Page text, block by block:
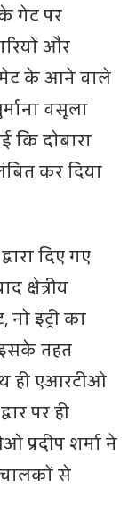
गेट पर
और
के आने वाले
वसूला
कि दोबारा
कर दिया
दिए गए
क्षेत्रीय
इंट्री का
तहत
ही एआरटीओ
पर ही
प्रदीप शर्मा ने
से